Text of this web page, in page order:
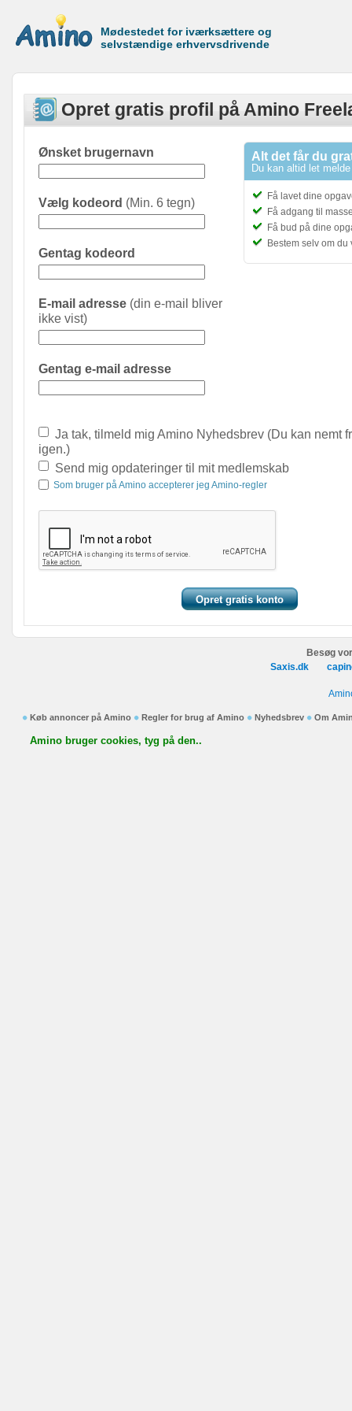
Mødestedet for iværksættere og
selvstændige erhvervsdrivende
Opret gratis profil på Amino
Alt det får du
Du kan altid let
Få lavet dine
Få adgang til
Få bud på dine
Bestem selv om
Ønsket brugernavn
Vælg kodeord (Min. 6 tegn)
Gentag kodeord
E-mail adresse (din e-mail bliver
ikke vist)
Gentag e-mail adresse
Ja tak, tilmeld mig Amino Nyhedsbrev (Du kan nemt
igen.)
Send mig opdateringer til mit medlemskab
Som bruger på Amino accepterer jeg Amino-regler
Besøg
Saxis.dk
Køb annoncer på Amino Regler for brug af Amino Nyhedsbrev Om
Amino bruger cookies, tyg på den..